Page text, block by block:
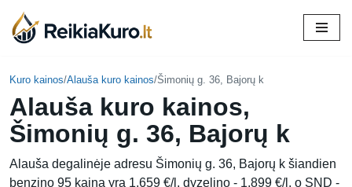
Skip
content
Kuro kainos/Alauša kuro kainos/Šimonių g. 36, Bajorų k
Alauša kuro kainos,
Šimonių g. 36, Bajorų k
Alauša degalinėje adresu Šimonių g. 36, Bajorų k šiandien
benzino 95 kaina yra 1,659 €/l, dyzelino - 1,899 €/l, o SND -